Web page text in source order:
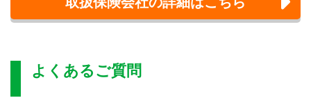
よくあるご質問